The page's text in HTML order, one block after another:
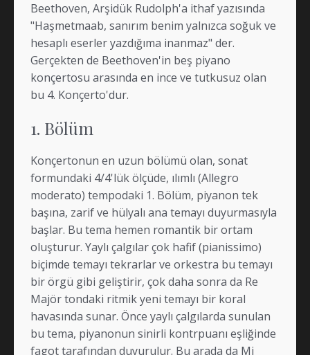
Beethoven, Arşidük Rudolph'a ithaf yazısında
"Haşmetmaab, sanırım benim yalnızca soğuk ve
hesaplı eserler yazdığıma inanmaz" der.
Gerçekten de Beethoven'in beş piyano
konçertosu arasında en ince ve tutkusuz olan
bu 4. Konçerto'dur.
1. Bölüm
Konçertonun en uzun bölümü olan, sonat
formundaki 4/4'lük ölçüde, ılımlı (Allegro
moderato) tempodaki 1. Bölüm, piyanon tek
başına, zarif ve hülyalı ana temayı duyurmasıyla
başlar. Bu tema hemen romantik bir ortam
oluşturur. Yaylı çalgılar çok hafif (pianissimo)
biçimde temayı tekrarlar ve orkestra bu temayı
bir örgü gibi geliştirir, çok daha sonra da Re
Majör tondaki ritmik yeni temayı bir koral
havasında sunar. Önce yaylı çalgılarda sunulan
bu tema, piyanonun sinirli kontrpuanı eşliğinde
fagot tarafından duyurulur. Bu arada da Mi